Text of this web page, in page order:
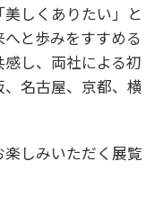
しくありたい」と
と歩みをすすめる
し、両社による初
名古屋、京都、横
しみいただく展覧